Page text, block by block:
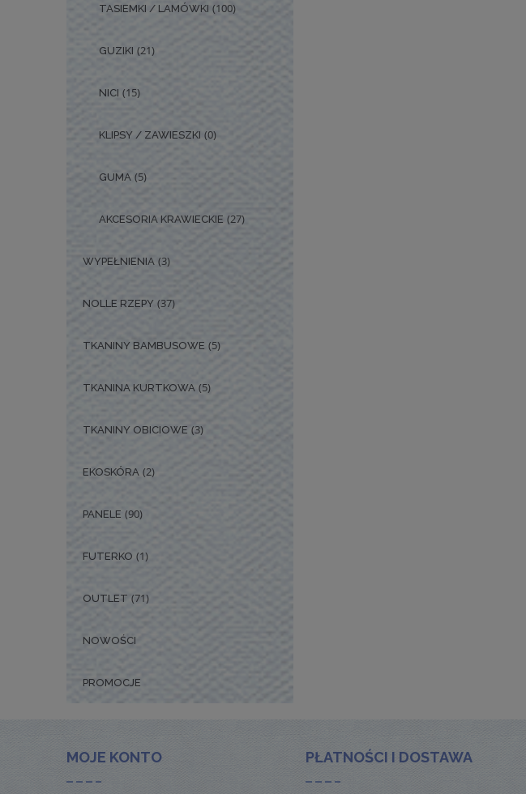
TASIEMKI / LAMÓWKI (100)
GUZIKI (21)
NICI (15)
KLIPSY / ZAWIESZKI (0)
GUMA (5)
AKCESORIA KRAWIECKIE (27)
WYPEŁNIENIA (3)
NOLLE RZEPY (37)
TKANINY BAMBUSOWE (5)
TKANINA KURTKOWA (5)
TKANINY OBICIOWE (3)
EKOSKÓRA (2)
PANELE (90)
FUTERKO (1)
OUTLET (71)
NOWOŚCI
PROMOCJE
MOJE KONTO PŁATNOŚCI I DOSTAWA